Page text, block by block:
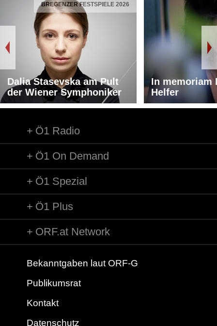
BREGENZER FESTSPIELE 2026
Dalia Stasevska am Pult
der Wiener Symphoniker
In memoriam
Helfer
Ö1 Radio
Ö1 On Demand
Ö1 Spezial
Ö1 Plus
ORF.at Network
Bekanntgaben laut ORF-G
Publikumsrat
Kontakt
Datenschutz